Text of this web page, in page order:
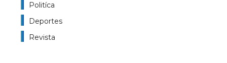
Politíca
Deportes
Revista